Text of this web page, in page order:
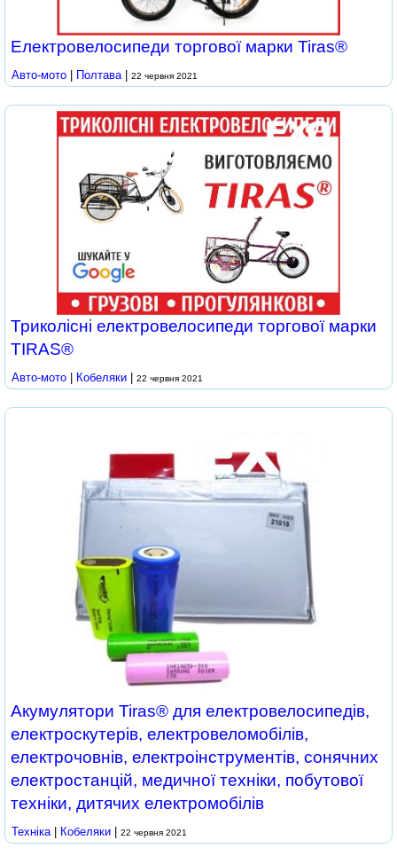
Електровелосипеди торгової марки Tiras®
Авто-мото | Полтава | 22 червня 2021
Триколісні електровелосипеди торгової марки
TIRAS®
Авто-мото Кобеляки 22 червня 2021
Акумулятори Tiras® для електровелосипедів,
електроскутерів, електровеломобілів,
електрочовнів, електроінструментів, сонячних
електростанцій, медичної техніки, побутової
техніки, дитячих електромобілів
Техніка | Кобеляки | 22 червня 2021